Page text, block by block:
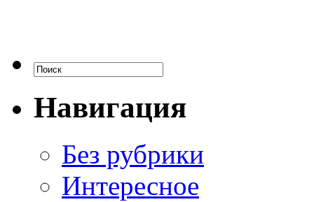
Навигация
Без рубрики
Интересное